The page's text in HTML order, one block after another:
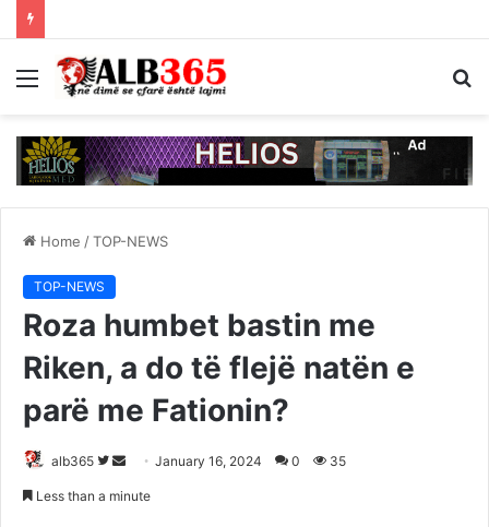
Menu
Home /TOP-NEWS
TOP-NEWS
Roza humbet bastin me
Riken, a do të flejë natën e
parë me Fationin?
alb365
Follow
Send January 16, 2024 0 35
Less than a minute